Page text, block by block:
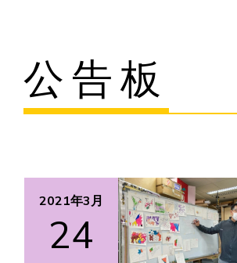
愛不同藝術
藝術培訓
公告板
2021年3月
24